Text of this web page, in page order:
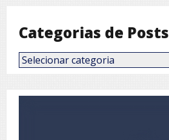
Categorias de Posts
Categorias
de